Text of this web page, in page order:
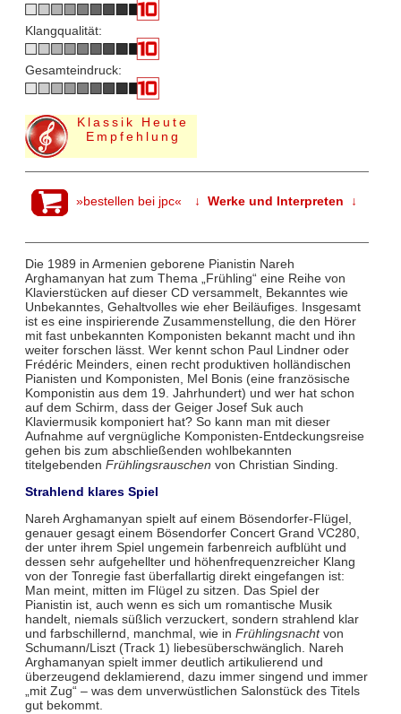
Klangqualität:
Gesamteindruck:
Klassik Heute
Empfehlung
»bestellen bei jpc« ↓ Werke und Interpreten ↓
Die 1989 in Armenien geborene Pianistin Nareh
Arghamanyan hat zum Thema „Frühling“ eine Reihe von
Klavierstücken auf dieser CD versammelt, Bekanntes wie
Unbekanntes, Gehaltvolles wie eher Beiläufiges. Insgesamt
ist es eine inspirierende Zusammenstellung, die den Hörer
mit fast unbekannten Komponisten bekannt macht und ihn
weiter forschen lässt. Wer kennt schon Paul Lindner oder
Frédéric Meinders, einen recht produktiven holländischen
Pianisten und Komponisten, Mel Bonis (eine französische
Komponistin aus dem 19. Jahrhundert) und wer hat schon
auf dem Schirm, dass der Geiger Josef Suk auch
Klaviermusik komponiert hat? So kann man mit dieser
Aufnahme auf vergnügliche Komponisten-Entdeckungsreise
gehen bis zum abschließenden wohlbekannten
titelgebenden Frühlingsrauschen von Christian Sinding.
Strahlend klares Spiel
Nareh Arghamanyan spielt auf einem Bösendorfer-Flügel,
genauer gesagt einem Bösendorfer Concert Grand VC280,
der unter ihrem Spiel ungemein farbenreich aufblüht und
dessen sehr aufgehellter und höhenfrequenzreicher Klang
von der Tonregie fast überfallartig direkt eingefangen ist:
Man meint, mitten im Flügel zu sitzen. Das Spiel der
Pianistin ist, auch wenn es sich um romantische Musik
handelt, niemals süßlich verzuckert, sondern strahlend klar
und farbschillernd, manchmal, wie in Frühlingsnachtvon
Schumann/Liszt (Track 1) liebesüberschwänglich. Nareh
Arghamanyan spielt immer deutlich artikulierend und
überzeugend deklamierend, dazu immer singend und immer
„mit Zug“ – was dem unverwüstlichen Salonstück des Titels
gut bekommt.